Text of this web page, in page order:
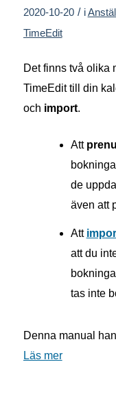
2020-10-20 / i
TimeEdit
Det finns två olika
TimeEdit till din
och import.
Att
de
även att
Att
att du
tas inte
Denna manual
Läs mer